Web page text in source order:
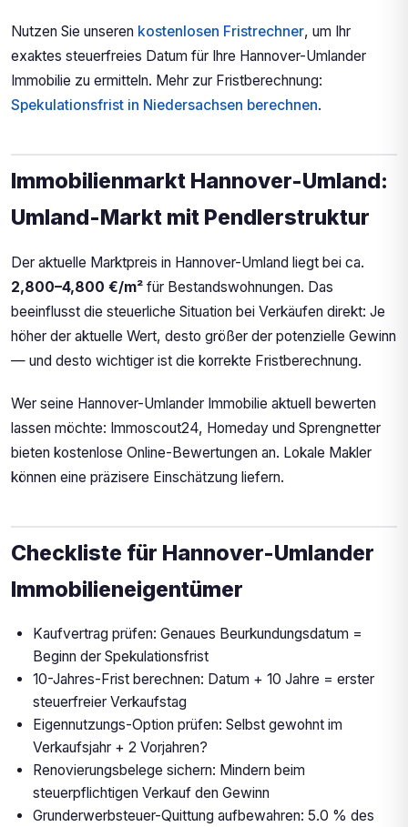
Nutzen Sie unseren kostenlosen Fristrechner, um Ihr
exaktes steuerfreies Datum für Ihre Hannover-Umlander
Immobilie zu ermitteln. Mehr zur Fristberechnung:
Spekulationsfrist in Niedersachsen berechnen.
Immobilienmarkt Hannover-Umland:
Umland-Markt mit Pendlerstruktur
Der aktuelle Marktpreis in Hannover-Umland liegt bei ca.
2,800–4,800 €/m² für Bestandswohnungen. Das
beeinflusst die steuerliche Situation bei Verkäufen direkt: Je
höher der aktuelle Wert, desto größer der potenzielle Gewinn
— und desto wichtiger ist die korrekte Fristberechnung.
Wer seine Hannover-Umlander Immobilie aktuell bewerten
lassen möchte: Immoscout24, Homeday und Sprengnetter
bieten kostenlose Online-Bewertungen an. Lokale Makler
können eine präzisere Einschätzung liefern.
Checkliste für Hannover-Umlander
Immobilieneigentümer
Kaufvertrag prüfen: Genaues Beurkundungsdatum =
Beginn der Spekulationsfrist
10-Jahres-Frist berechnen: Datum + 10 Jahre = erster
steuerfreier Verkaufstag
Eigennutzungs-Option prüfen: Selbst gewohnt im
Verkaufsjahr + 2 Vorjahren?
Renovierungsbelege sichern: Mindern beim
steuerpflichtigen Verkauf den Gewinn
Grunderwerbsteuer-Quittung aufbewahren: 5.0 % des